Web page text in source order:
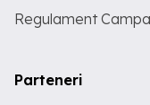
Regulament
Parteneri